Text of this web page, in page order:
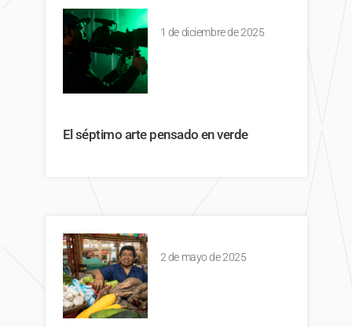
1 de diciembre de 2025
El séptimo arte pensado en verde
2 de mayo de 2025